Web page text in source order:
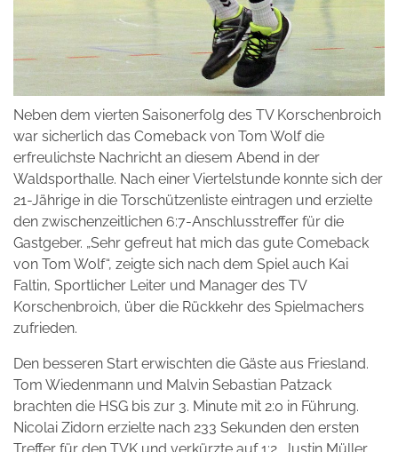
Neben dem vierten Saisonerfolg des TV Korschenbroich
war sicherlich das Comeback von Tom Wolf die
erfreulichste Nachricht an diesem Abend in der
Waldsporthalle. Nach einer Viertelstunde konnte sich der
21-Jährige in die Torschützenliste eintragen und erzielte
den zwischenzeitlichen 6:7-Anschlusstreffer für die
Gastgeber. „Sehr gefreut hat mich das gute Comeback
von Tom Wolf“, zeigte sich nach dem Spiel auch Kai
Faltin, Sportlicher Leiter und Manager des TV
Korschenbroich, über die Rückkehr des Spielmachers
zufrieden.
Den besseren Start erwischten die Gäste aus Friesland.
Tom Wiedenmann und Malvin Sebastian Patzack
brachten die HSG bis zur 3. Minute mit 2:0 in Führung.
Nicolai Zidorn erzielte nach 233 Sekunden den ersten
Treffer für den TVK und verkürzte auf 1:2, Justin Müller